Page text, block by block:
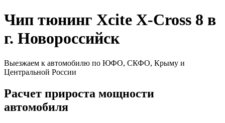
Чип тюнинг Xcite X-Cross 8 в
г. Новороссийск
Выезжаем к автомобилю по ЮФО, СКФО, Крыму и
Центральной России
Расчет прироста мощности
автомобиля